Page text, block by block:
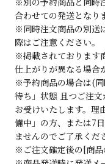
合わせての発送となり
※同時注文商品の別送
際はご注意ください。
※掲載されております
仕上がりが異なる場合
※予約商品の場合は(
待ち」状態 且つご注
お受けいたします。理
備中」の方、または7
ませんのでご了承くだ
※ご注文確定後の[商品